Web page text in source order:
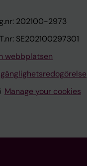
202100-2973
SE202100297301
webbplatsen
Manage your cookies